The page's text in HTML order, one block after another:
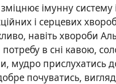
імунну
і серцевих
навіть хвороби
в сні кавою,
мудро прислухатись
почуватись,